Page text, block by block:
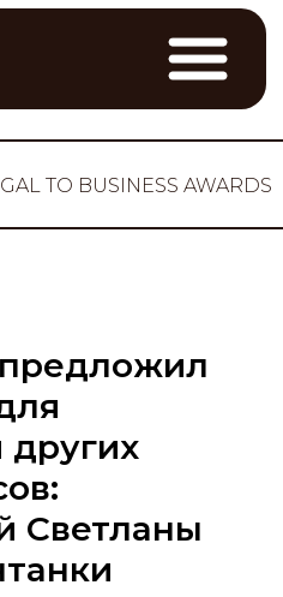
TO BUSINESS AWARDS
Светланы